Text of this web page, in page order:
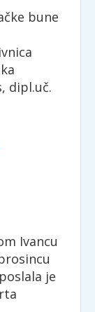
bune
dipl.uč.
Ivancu
je